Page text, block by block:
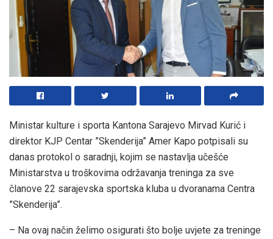
Ministar kulture i sporta Kantona Sarajevo Mirvad Kurić i
direktor KJP Centar ”Skenderija” Amer Kapo potpisali su
danas protokol o saradnji, kojim se nastavlja učešće
Ministarstva u troškovima održavanja treninga za sve
članove 22 sarajevska sportska kluba u dvoranama Centra
”Skenderija”.
– Na ovaj način želimo osigurati što bolje uvjete za treninge